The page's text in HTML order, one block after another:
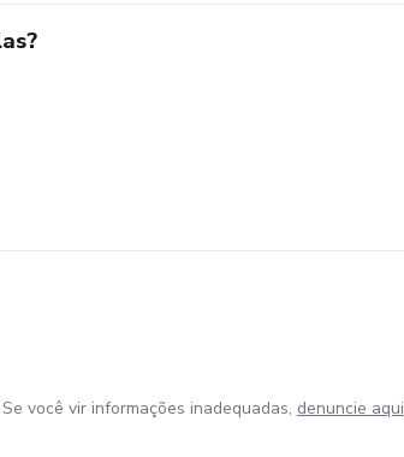
você vir informações inadequadas, denuncie aqui